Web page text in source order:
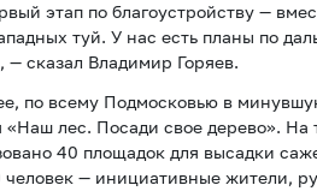
этап по благоустройству —
туй. У нас есть планы по
— сказал Владимир Горяев.
по всему Подмосковью в
«Наш лес. Посади свое дерево».
40 площадок для высадки
человек — инициативные жители,